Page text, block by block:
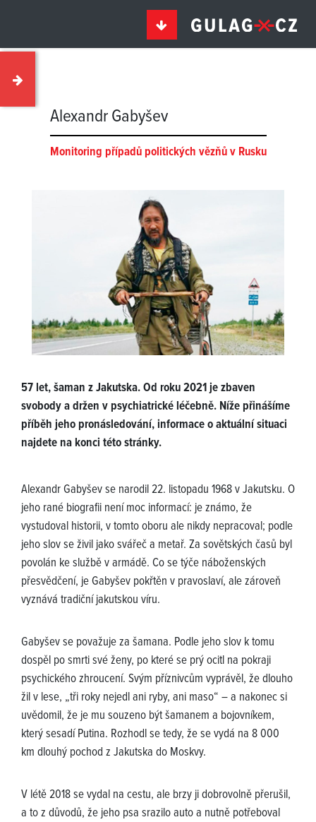
Alexandr Gabyšev
Monitoring případů politických vězňů v Rusku
57 let, šaman z Jakutska. Od roku 2021 je zbaven
svobody a držen v psychiatrické léčebně. Níže přinášíme
příběh jeho pronásledování, informace o aktuální situaci
najdete na konci této stránky.
Alexandr Gabyšev se narodil 22. listopadu 1968 v Jakutsku. O
jeho rané biografii není moc informací: je známo, že
vystudoval historii, v tomto oboru ale nikdy nepracoval; podle
jeho slov se živil jako svářeč a metař. Za sovětských časů byl
povolán ke službě v armádě. Co se týče náboženských
přesvědčení, je Gabyšev pokřtěn v pravoslaví, ale zároveň
vyznává tradiční jakutskou víru.
Gabyšev se považuje za šamana. Podle jeho slov k tomu
dospěl po smrti své ženy, po které se prý ocitl na pokraji
psychického zhroucení. Svým příznivcům vyprávěl, že dlouho
žil v lese, „tři roky nejedl ani ryby, ani maso“ – a nakonec si
uvědomil, že je mu souzeno být šamanem a bojovníkem,
který sesadí Putina. Rozhodl se tedy, že se vydá na 8 000
km dlouhý pochod z Jakutska do Moskvy.
V létě 2018 se vydal na cestu, ale brzy ji dobrovolně přerušil,
a to z důvodů, že jeho psa srazilo auto a nutně potřeboval